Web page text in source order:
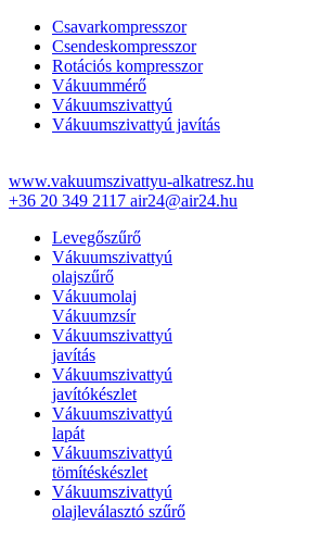
Csavarkompresszor
Csendeskompresszor
Rotációs kompresszor
Vákuummérő
Vákuumszivattyú
Vákuumszivattyú javítás
www.vakuumszivattyu-alkatresz.hu
+36 20 349 2117 air24@air24.hu
Levegőszűrő
Vákuumszivattyú
olajszűrő
Vákuumolaj
Vákuumzsír
Vákuumszivattyú
javítás
Vákuumszivattyú
javítókészlet
Vákuumszivattyú
lapát
Vákuumszivattyú
tömítéskészlet
Vákuumszivattyú
olajleválasztó szűrő